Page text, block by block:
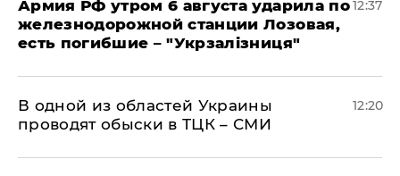
Армия РФ утром 6 августа ударила по
железнодорожной станции Лозовая,
есть погибшие – "Укрзалізниця"
12:37
В одной из областей Украины
проводят обыски в ТЦК – СМИ
12:20